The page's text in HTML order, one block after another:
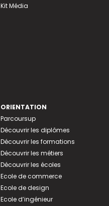
Kit Média
ORIENTATION
Parcoursup
Découvrir les diplômes
Découvrir les formations
Découvrir les métiers
Découvrir les écoles
Ecole de commerce
Ecole de design
Ecole d’ingénieur